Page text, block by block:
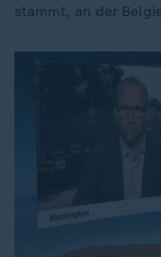
stammt, an der